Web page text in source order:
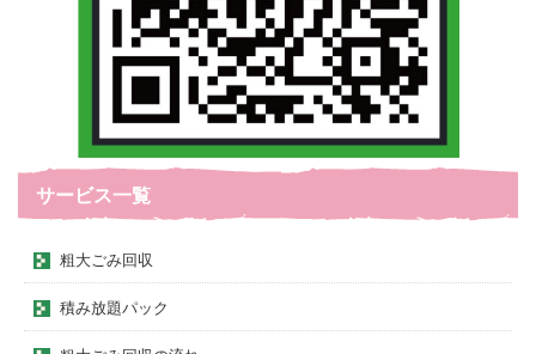
サービス一覧
粗大ごみ回収
積み放題パック